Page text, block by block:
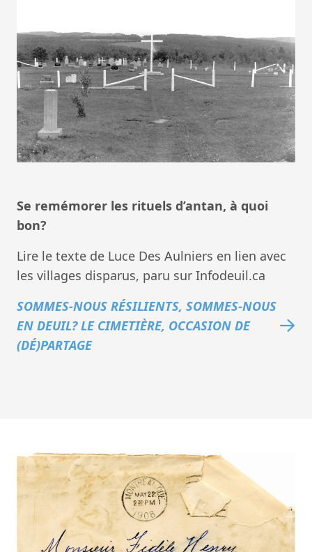
Se remémorer les rituels d’antan, à quoi
bon?
Lire le texte de Luce Des Aulniers en lien avec
les villages disparus, paru sur Infodeuil.ca
SOMMES-NOUS RÉSILIENTS, SOMMES-NOUS
EN DEUIL? LE CIMETIÈRE, OCCASION DE
(DÉ)PARTAGE